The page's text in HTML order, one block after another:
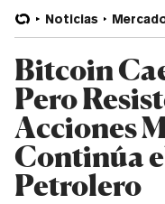
Noticias
Bitcoin
Pero
Acciones
Continúa
Petrolero